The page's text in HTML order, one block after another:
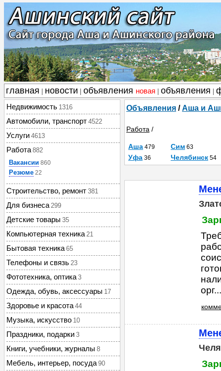
главная новости объявления новая объявления
Недвижимость 1316
Автомобили, транспорт 4522
Услуги 4613
Работа 882
Вакансии 860
Резюме 22
Строительство, ремонт 381
Для бизнеса 299
Детские товары 35
Компьютерная техника 21
Бытовая техника 65
Телефоны и связь 23
Фототехника, оптика 3
Одежда, обувь, аксессуары 17
Здоровье и красота 44
Музыка, искусство 10
Праздники, подарки 3
Книги, учебники, журналы 8
Мебель, интерьер, посуда 90
Объявления /Аша и
Работа /
Аша 479 Сим 63
Уфа 36 Челябинск 54